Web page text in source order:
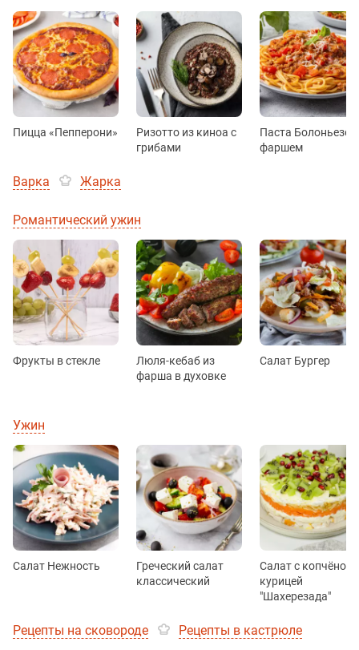
Пицца «Пепперони»
Ризотто из киноа с
грибами
Паста Болоньезе с
фаршем
Варка Жарка
Романтический ужин
Фрукты в стекле
Люля-кебаб из
фарша в духовке
Салат Бургер
Ужин
Салат Нежность
Греческий салат
классический
Салат с копчёной
курицей
"Шахерезада"
Рецепты на сковороде Рецепты в кастрюле